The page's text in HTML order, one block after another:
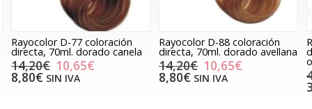
Rayocolor D-77 coloración
directa, 70ml. dorado canela
14,20€ 10,65€
8,80€ SIN IVA
Rayocolor D-88 coloración
directa, 70ml. dorado avellana
14,20€ 10,65€
8,80€ SIN IVA